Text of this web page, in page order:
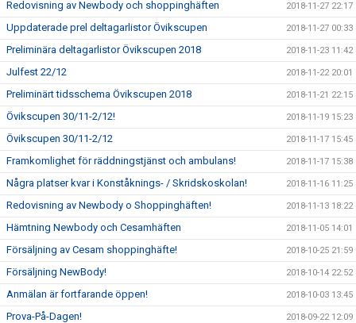
Redovisning av Newbody och shoppinghäften 2018-11-27 22:17
Uppdaterade prel deltagarlistor Övikscupen 2018-11-27 00:33
Preliminära deltagarlistor Övikscupen 2018 2018-11-23 11:42
Julfest 22/12 2018-11-22 20:01
Preliminärt tidsschema Övikscupen 2018 2018-11-21 22:15
Övikscupen 30/11-2/12! 2018-11-19 15:23
Övikscupen 30/11-2/12 2018-11-17 15:45
Framkomlighet för räddningstjänst och ambulans! 2018-11-17 15:38
Några platser kvar i Konståknings- / Skridskoskolan! 2018-11-16 11:25
Redovisning av Newbody o Shoppinghäften! 2018-11-13 18:22
Hämtning Newbody och Cesamhäften 2018-11-05 14:01
Försäljning av Cesam shoppinghäfte! 2018-10-25 21:59
Försäljning NewBody! 2018-10-14 22:52
Anmälan är fortfarande öppen! 2018-10-03 13:45
Prova-På-Dagen! 2018-09-22 12:09